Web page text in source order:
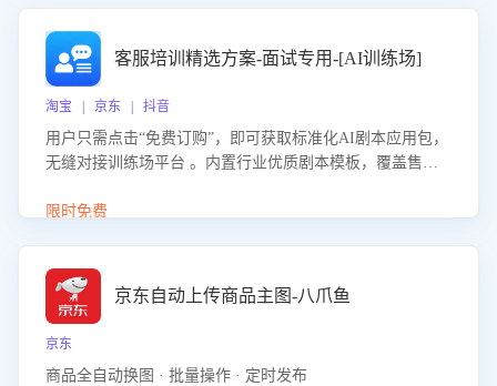
客服培训精选方案-面试专用-[AI训练场]
淘宝 | 京东 | 抖音
用户只需点击“免费订购”，即可获取标准化AI剧本应用包，
无缝对接训练场平台 。内置行业优质剧本模板，覆盖售前
初始化时间，助力企业快速启动智能客服训练
限时免费
京东自动上传商品主图-八爪鱼
京东
商品全自动换图 · 批量操作 · 定时发布